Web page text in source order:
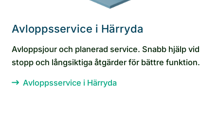
Avloppsservice i Härryda
Avloppsjour och planerad service. Snabb hjälp vid
stopp och långsiktiga åtgärder för bättre funktion.
Avloppsservice i Härryda